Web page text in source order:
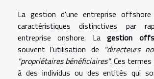
La gestion d'une entreprise
caractéristiques distinctives par
entreprise onshore. Lagestion
souvent l'utilisation de "directeurs
"propriétaires bénéficiaires". Ces
à des individus ou des entités qui